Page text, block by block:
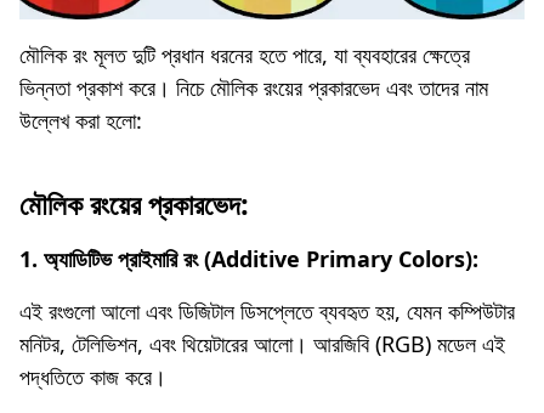
মৌলিক রং মূলত দুটি প্রধান ধরনের হতে পারে, যা ব্যবহারের ক্ষেত্রে
ভিন্নতা প্রকাশ করে। নিচে মৌলিক রংয়ের প্রকারভেদ এবং তাদের নাম
উল্লেখ করা হলো:
মৌলিক রংয়ের প্রকারভেদ:
1. অ্যাডিটিভ প্রাইমারি রং (Additive Primary Colors):
এই রংগুলো আলো এবং ডিজিটাল ডিসপ্লেতে ব্যবহৃত হয়, যেমন কম্পিউটার
মনিটর, টেলিভিশন, এবং থিয়েটারের আলো। আরজিবি (RGB) মডেল এই
পদ্ধতিতে কাজ করে।